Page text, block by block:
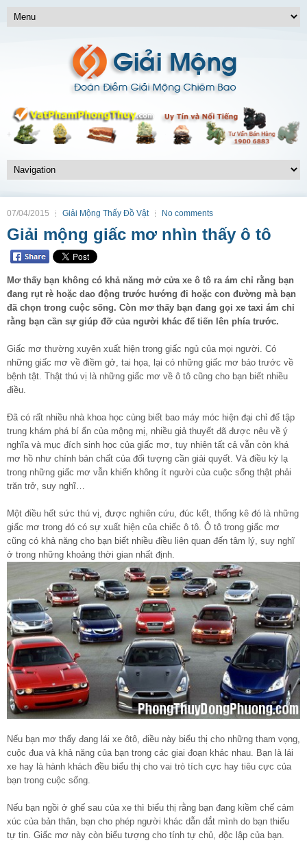
07/04/2015 Giải Mộng Thấy Đồ Vật No comments
Giải mộng giấc mơ nhìn thấy ô tô
Mơ thấy bạn không có khả năng mở cửa xe ô tô ra ám chỉ rằng bạn
đang rụt rè hoặc dao động trước hướng đi hoặc con đường mà bạn
đã chọn trong cuộc sống. Còn mơ thấy bạn đang gọi xe taxi ám chỉ
rằng bạn cần sự giúp đỡ của người khác để tiến lên phía trước.
Giấc mơ thường xuyên xuất hiện trong giấc ngủ của mọi người. Có
những giấc mơ về điềm gở, tai họa, lại có những giấc mơ báo trước về
bệnh tật. Thật thú vị là những giấc mơ về ô tô cũng cho bạn biết nhiều
điều.
Đã có rất nhiều nhà khoa học cùng biết bao máy móc hiện đại chỉ để tập
trung khám phá bí ẩn của mộng mị, nhiều giả thuyết đã được nêu về ý
nghĩa và mục đích sinh học của giấc mơ, tuy nhiên tất cả vẫn còn khá
mơ hồ như chính bản chất của đối tượng cần giải quyết. Và điều kỳ lạ
trong những giấc mơ vẫn khiến không ít người của cuộc sống thật phải
trăn trở, suy nghĩ…
Một điều hết sức thú vị, được nghiên cứu, đúc kết, thống kê đó là những
giấc mơ trong đó có sự xuất hiện của chiếc ô tô. Ô tô trong giấc mơ
cũng có khả năng cho bạn biết nhiều điều liên quan đến tâm lý, suy nghĩ
ở trong những khoảng thời gian nhất định.
Nếu bạn mơ thấy đang lái xe ôtô, điều này biểu thị cho những tham vọng,
cuộc đua và khả năng của bạn trong các giai đoạn khác nhau. Bạn là lái
xe hay là hành khách đều biểu thị cho vai trò tích cực hay tiêu cực của
bạn trong cuộc sống.
Nếu bạn ngồi ở ghế sau của xe thì biểu thị rằng bạn đang kiềm chế cảm
xúc của bản thân, bạn cho phép người khác dẫn dắt mình do bạn thiếu
tự tin. Giấc mơ này còn biểu tượng cho tính tự chủ, độc lập của bạn.